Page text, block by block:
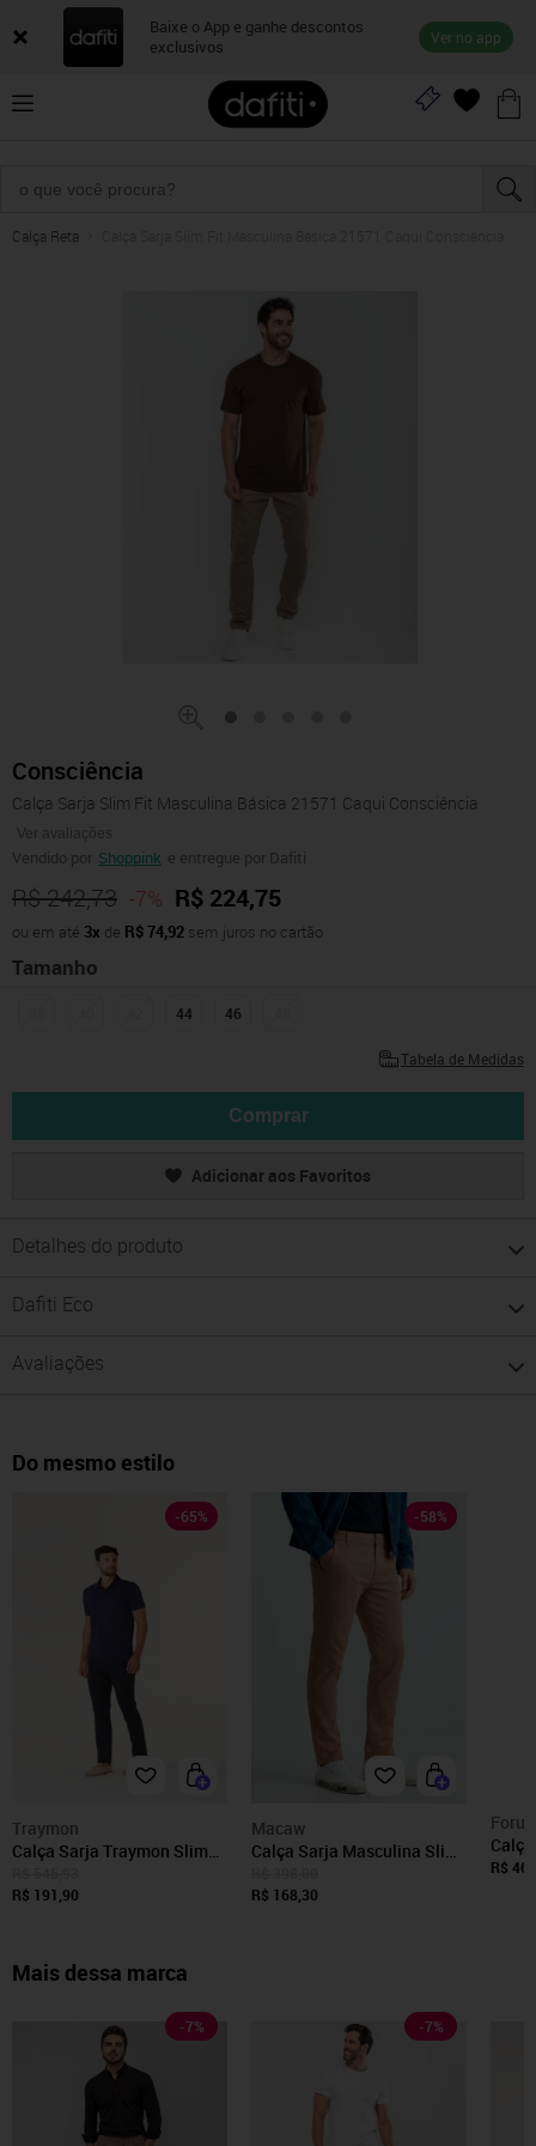
Baixe o App e ganhe descontos
exclusivos
Ver no app
Calça Reta
Consciência
Calça Sarja Slim Fit Masculina Básica 21571 Caqui Consciência
Ver avaliações
Vendido por Shoppink e entregue por Dafiti
R$ 242,73 -7% R$ 224,75
ou em até 3x de R$ 74,92 sem juros no cartão
Tamanho
44 46
Tabela de Medidas
Comprar
Adicionar aos Favoritos
Detalhes do produto
Dafiti Eco
Avaliações
Do mesmo estilo
-65%
Traymon
Calça Sarja Traymon Slim
R$ 191,90
-58%
Macaw
Calça Sarja Masculina Slim
R$ 168,30
Paul
R$
Mais dessa marca
-7% -7%